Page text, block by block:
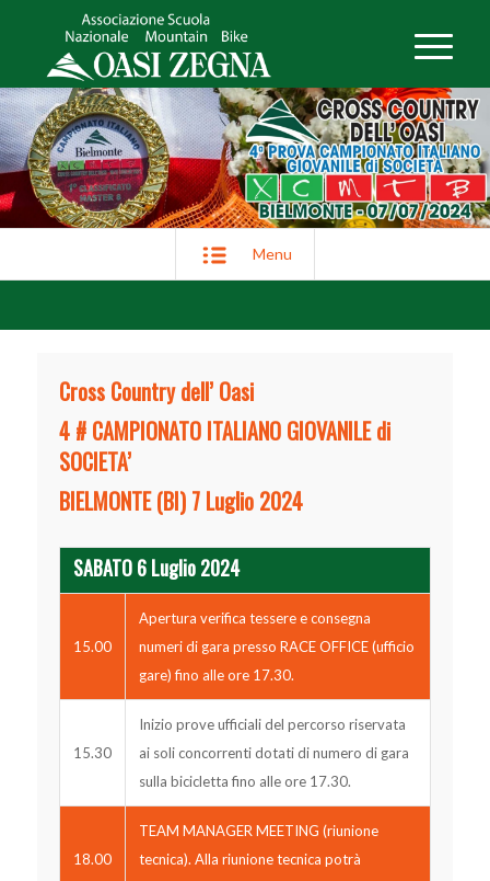
Menu
Cross Country dell’ Oasi
4 # CAMPIONATO ITALIANO GIOVANILE di
SOCIETA’
BIELMONTE (BI) 7 Luglio 2024
SABATO 6 Luglio 2024
15.00
Apertura verifica tessere e consegna
numeri di gara presso RACE OFFICE (ufficio
gare) fino alle ore 17.30.
15.30
Inizio prove ufficiali del percorso riservata
ai soli concorrenti dotati di numero di gara
sulla bicicletta fino alle ore 17.30.
18.00
TEAM MANAGER MEETING (riunione
tecnica). Alla riunione tecnica potrà